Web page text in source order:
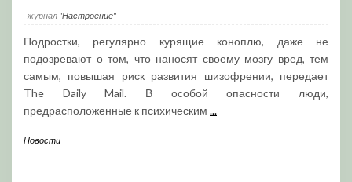
журнал "Настроение"
Подростки, регулярно курящие коноплю, даже не
подозревают о том, что наносят своему мозгу вред, тем
самым, повышая риск развития шизофрении, передает
The Daily Mail. В особой опасности люди,
предрасположенные к психическим ...
Новости